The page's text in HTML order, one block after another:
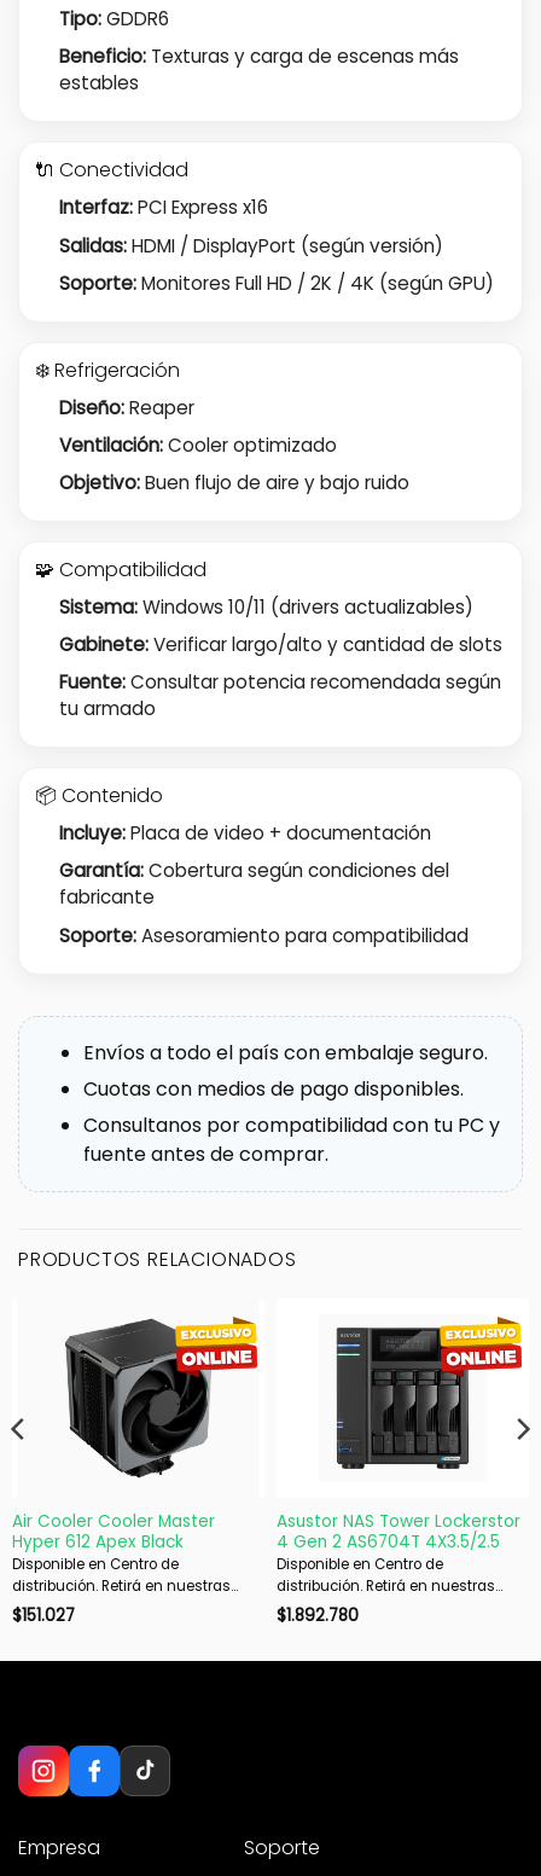
Tipo:GDDR6
Beneficio:Texturas y carga de escenas más
estables
🔌 Conectividad
Interfaz:PCI Express x16
Salidas:HDMI / DisplayPort (según versión)
Soporte:Monitores Full HD / 2K / 4K (según GPU)
❄️ Refrigeración
Diseño:Reaper
Ventilación:Cooler optimizado
Objetivo:Buen flujo de aire y bajo ruido
🧩 Compatibilidad
Sistema:Windows 10/11 (drivers actualizables)
Gabinete:Verificar largo/alto y cantidad de slots
Fuente:Consultar potencia recomendada según
tu armado
📦 Contenido
Incluye:Placa de video + documentación
Garantía:Cobertura según condiciones del
fabricante
Soporte:Asesoramiento para compatibilidad
Envíos a todo el país con embalaje seguro.
Cuotas con medios de pago disponibles.
Consultanos por compatibilidad con tu PC y
fuente antes de comprar.
PRODUCTOS RELACIONADOS
Air Cooler Cooler Master
Hyper 612 Apex Black
Disponible en Centro de
distribución. Retirá en nuestras
sucursales en 48 hs hábiles. Si es
$151.027
Asustor NAS Tower Lockerstor
4 Gen 2 AS6704T 4X3.5/2.5
Disponible en Centro de
distribución. Retirá en nuestras
sucursales en 48 hs hábiles. Si es
$1.892.780
Empresa
Soporte